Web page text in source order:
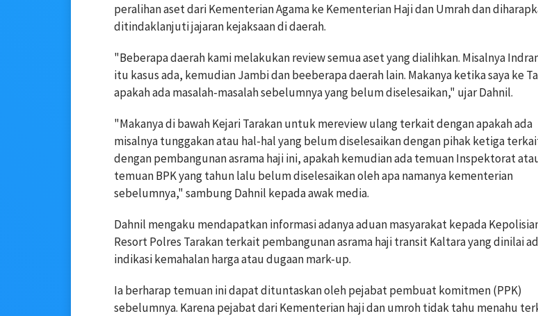
peralihan aset dari Kementerian Agama ke Kementerian Haji dan Umrah dan
ditindaklanjuti jajaran kejaksaan di daerah.
"Beberapa daerah kami melakukan review semua aset yang dialihkan. Misalnya
itu kasus ada, kemudian Jambi dan beeberapa daerah lain. Makanya ketika saya ke
apakah ada masalah-masalah sebelumnya yang belum diselesaikan," ujar Dahnil.
"Makanya di bawah Kejari Tarakan untuk mereview ulang terkait dengan apakah ada
misalnya tunggakan atau hal-hal yang belum diselesaikan dengan pihak ketiga
dengan pembangunan asrama haji ini, apakah kemudian ada temuan Inspektorat
temuan BPK yang tahun lalu belum diselesaikan oleh apa namanya kementerian
sebelumnya," sambung Dahnil kepada awak media.
Dahnil mengaku mendapatkan informasi adanya aduan masyarakat kepada
Resort Polres Tarakan terkait pembangunan asrama haji transit Kaltara yang dinilai
indikasi kemahalan harga atau dugaan mark-up.
Ia berharap temuan ini dapat dituntaskan oleh pejabat pembuat komitmen (PPK)
sebelumnya. Karena pejabat dari Kementerian haji dan umroh tidak tahu menahu